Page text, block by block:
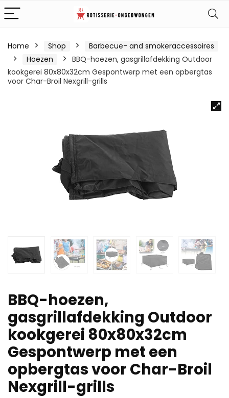
Home Shop
Barbecue- and smokeraccessoires
Hoezen
BBQ-hoezen, gasgrillafdekking Outdoor
kookgerei 80x80x32cm Gespontwerp met een opbergtas
voor Char-Broil Nexgrill-grills
BBQ-hoezen,
gasgrillafdekking Outdoor
kookgerei 80x80x32cm
Gespontwerp met een
opbergtas voor Char-Broil
Nexgrill-grills